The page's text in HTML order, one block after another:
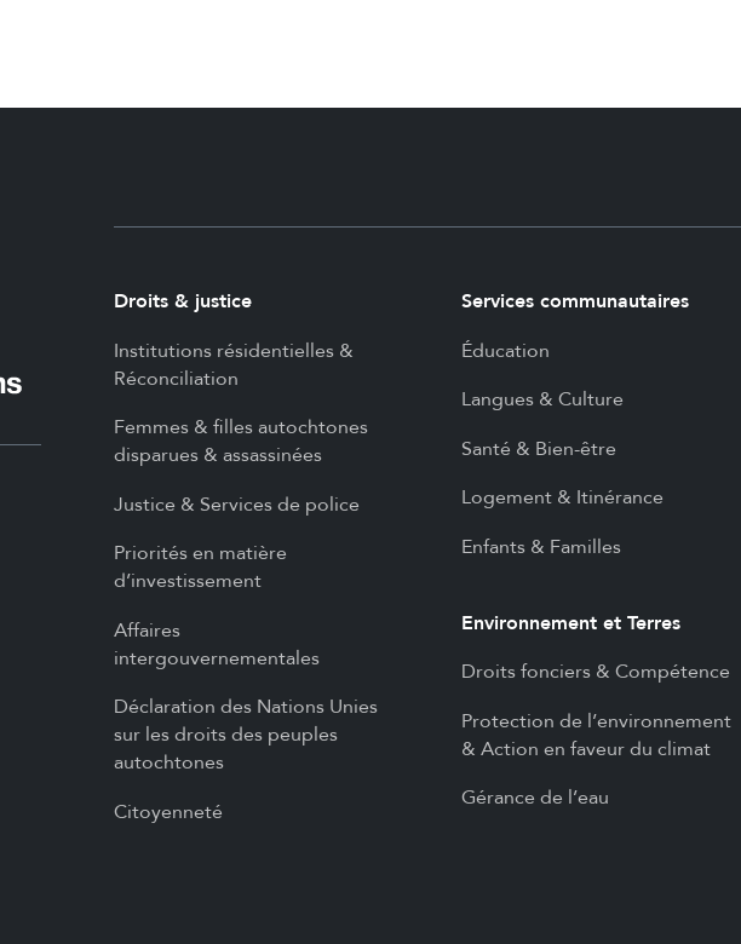
Droits & justice
Institutions résidentielles &
Réconciliation
Femmes & filles autochtones
disparues & assassinées
Justice & Services de police
Priorités en matière
d’investissement
Affaires
intergouvernementales
Déclaration des Nations Unies
sur les droits des peuples
autochtones
Citoyenneté
Services communautaires
Éducation
Langues & Culture
Santé & Bien-être
Logement & Itinérance
Enfants & Familles
Environnement et Terres
Droits fonciers & Compétence
Protection de l’environnement
& Action en faveur du climat
Gérance de l’eau